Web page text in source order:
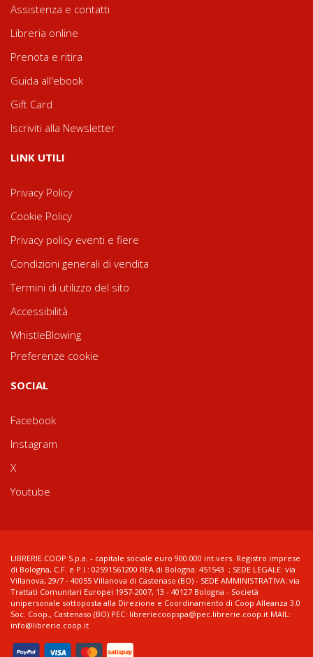
Assistenza e contatti
Libreria online
Prenota e ritira
Guida all'ebook
Gift Card
Iscriviti alla Newsletter
LINK UTILI
Privacy Policy
Cookie Policy
Privacy policy eventi e fiere
Condizioni generali di vendita
Termini di utilizzo del sito
Accessibilità
WhistleBlowing
Preferenze cookie
SOCIAL
Facebook
Instagram
X
Youtube
LIBRERIE.COOP S.p.a. - capitale sociale euro 900.000 int.vers. Registro imprese
di Bologna, C.F. e P.I.: 02591561200 REA di Bologna: 451543 ; SEDE LEGALE: via
Villanova, 29/7 - 40055 Villanova di Castenaso (BO) - SEDE AMMINISTRATIVA: via
Trattati Comunitari Europei 1957-2007, 13 - 40127 Bologna - Società
unipersonale sottoposta alla Direzione e Coordinamento di Coop Alleanza 3.0
Soc. Coop., Castenaso (BO) PEC: libreriecoopspa@pec.librerie.coop.it MAIL:
info@librerie.coop.it